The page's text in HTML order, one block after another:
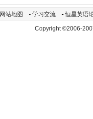
网站地图 - 学习交流 -恒星英语
Copyright ©2006-